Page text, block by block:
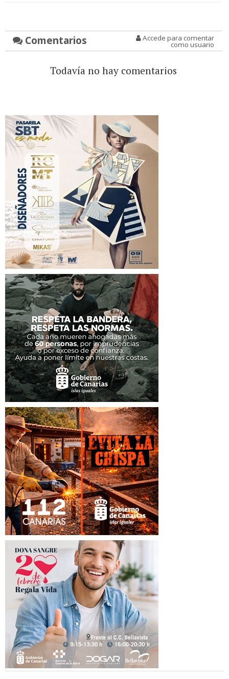
Comentarios Accede para comentar
como usuario
Todavía no hay comentarios